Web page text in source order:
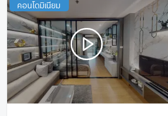
คอนโดมิเนียม